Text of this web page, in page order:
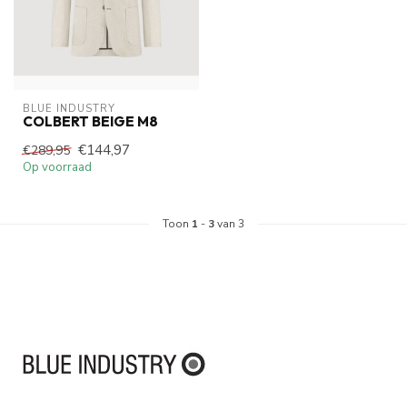
BLUE INDUSTRY
COLBERT BEIGE M8
€289,95 €144,97
Op voorraad
Toon 1 - 3van 3